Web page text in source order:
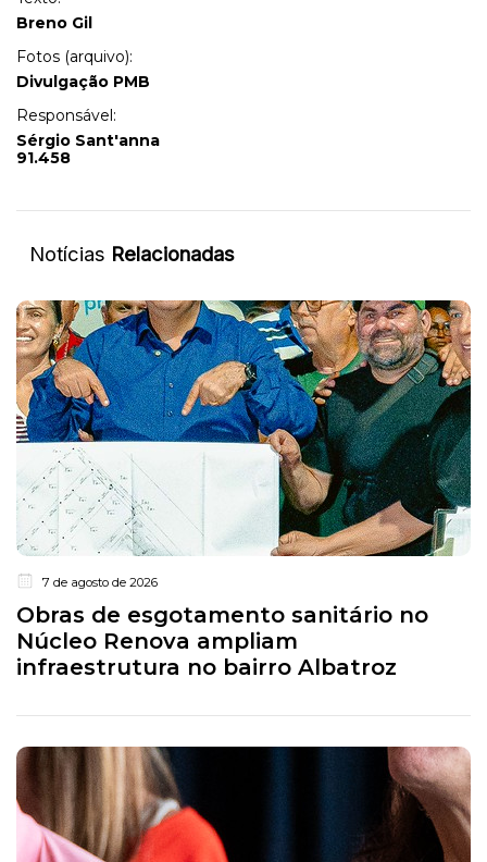
Breno Gil
Fotos (arquivo):
Divulgação PMB
Responsável:
Sérgio Sant'anna
91.458
Notícias Relacionadas
7 de agosto de 2026
Obras de esgotamento sanitário no
Núcleo Renova ampliam
infraestrutura no bairro Albatroz